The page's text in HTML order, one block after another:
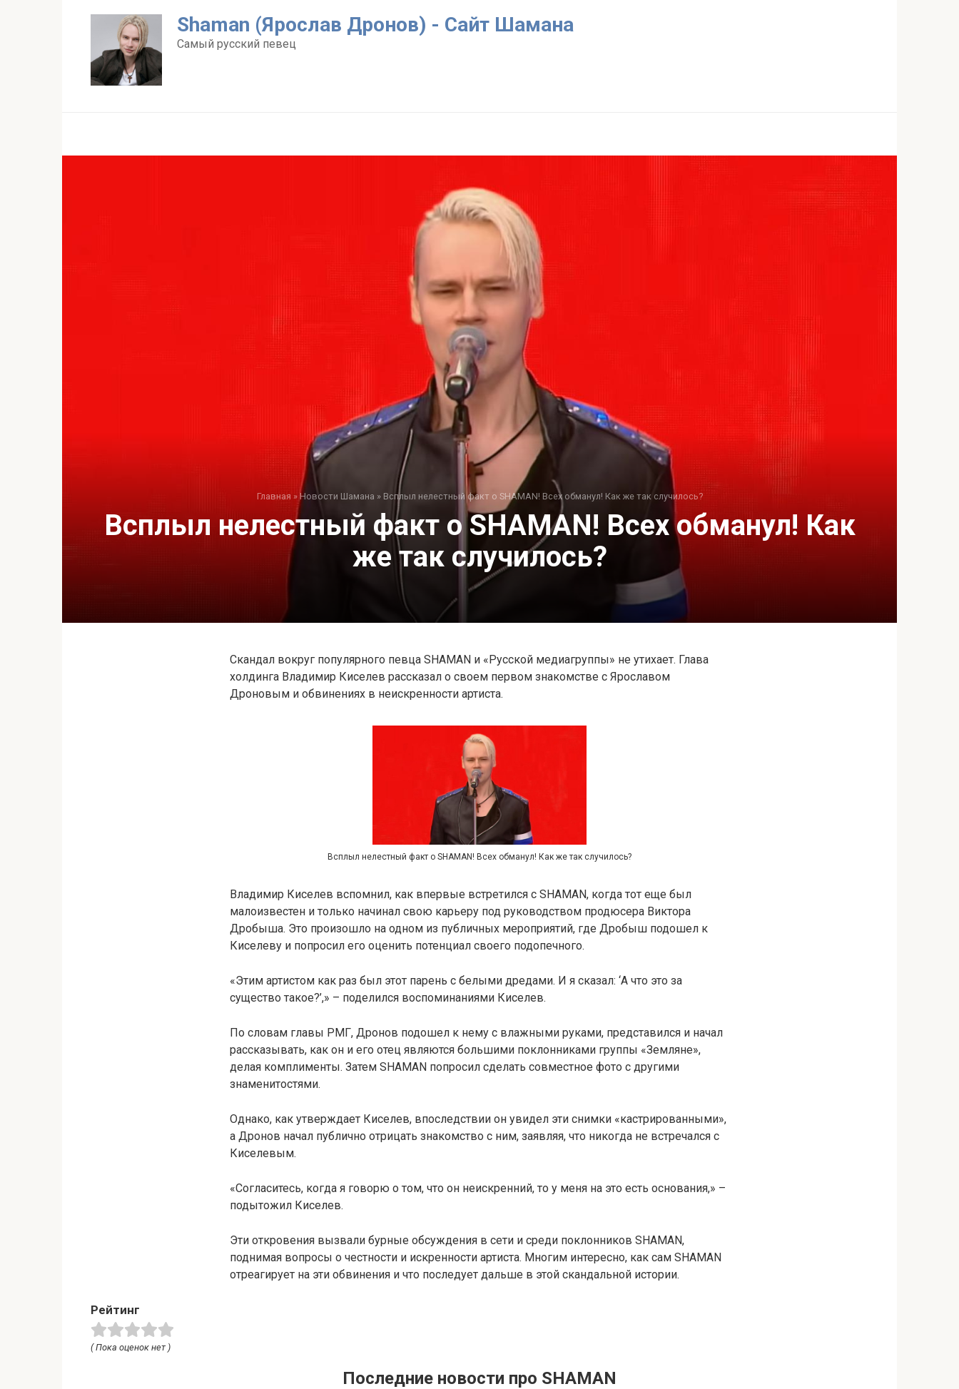
Shaman (Ярослав Дронов) - Сайт Шамана
Самый русский певец
Главная » Новости Шамана » Всплыл нелестный факт о SHAMAN! Всех обманул! Как же так случилось?
Всплыл нелестный факт о SHAMAN! Всех обманул! Как
же так случилось?
Скандал вокруг популярного певца SHAMAN и «Русской медиагруппы» не утихает. Глава
холдинга Владимир Киселев рассказал о своем первом знакомстве с Ярославом
Дроновым и обвинениях в неискренности артиста.
Всплыл нелестный факт о SHAMAN! Всех обманул! Как же так случилось?
Владимир Киселев вспомнил, как впервые встретился с SHAMAN, когда тот еще был
малоизвестен и только начинал свою карьеру под руководством продюсера Виктора
Дробыша. Это произошло на одном из публичных мероприятий, где Дробыш подошел к
Киселеву и попросил его оценить потенциал своего подопечного.
«Этим артистом как раз был этот парень с белыми дредами. И я сказал: ‘А что это за
существо такое?’,» – поделился воспоминаниями Киселев.
По словам главы РМГ, Дронов подошел к нему с влажными руками, представился и начал
рассказывать, как он и его отец являются большими поклонниками группы «Земляне»,
делая комплименты. Затем SHAMAN попросил сделать совместное фото с другими
знаменитостями.
Однако, как утверждает Киселев, впоследствии он увидел эти снимки «кастрированными»,
а Дронов начал публично отрицать знакомство с ним, заявляя, что никогда не встречался с
Киселевым.
«Согласитесь, когда я говорю о том, что он неискренний, то у меня на это есть основания,» –
подытожил Киселев.
Эти откровения вызвали бурные обсуждения в сети и среди поклонников SHAMAN,
поднимая вопросы о честности и искренности артиста. Многим интересно, как сам SHAMAN
отреагирует на эти обвинения и что последует дальше в этой скандальной истории.
Рейтинг
( Пока оценок нет )
Последние новости про SHAMAN